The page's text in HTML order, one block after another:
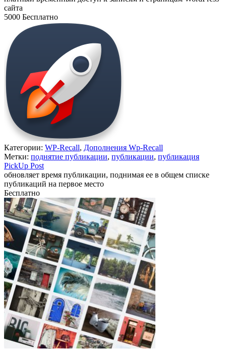
сайта
5000 Бесплатно
Категории: WP-Recall, Дополнения Wp-Recall
Метки: поднятие публикации, публикации, публикация
PickUp Post
обновляет время публикации, поднимая ее в общем списке
публикаций на первое место
Бесплатно